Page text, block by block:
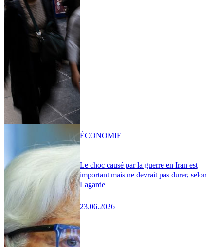
Le choc causé par la guerre en Iran est
important mais ne devrait pas durer, selon
Lagarde
23.06.2026
ÉCONOMIE